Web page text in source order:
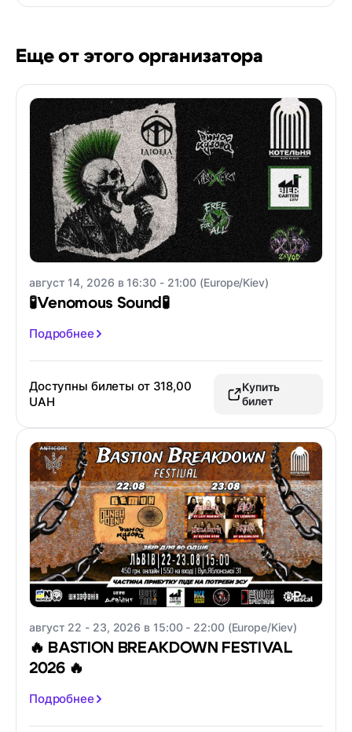
Еще от этого организатора
август 14, 2026 в 16:30 - 21:00 (Europe/Kiev)
🧪Venomous Sound🧪
Подробнее
Доступны билеты от 318,00
UAH
Купить
билет
август 22 - 23, 2026 в 15:00 - 22:00 (Europe/Kiev)
🔥 BASTION BREAKDOWN FESTIVAL
2026 🔥
Подробнее